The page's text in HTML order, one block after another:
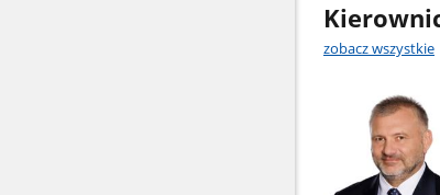
zobacz wszystkie